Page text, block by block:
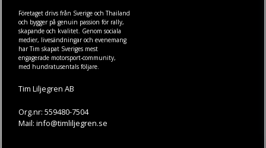
Företaget drivs från Sverige och Thailand
och bygger på genuin passion för rally,
skapande och kvalitet. Genom sociala
medier, livesändningar och evenemang
har Tim skapat Sveriges mest
engagerade motorsport-community,
med hundratusentals följare.
Tim Liljegren AB
Org.nr: 559480-7504
Mail: info@timliljegren.se